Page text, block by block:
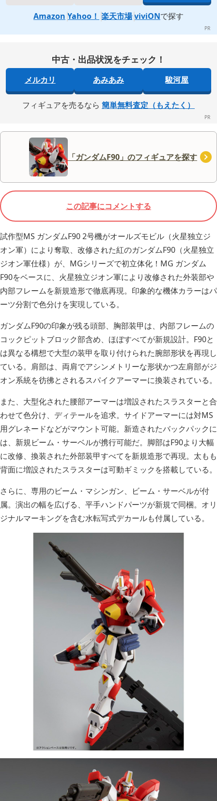
Amazon Yahoo！ 楽天市場 viviONで探す
中古・出品状況をチェック！
メルカリ あみあみ 駿河屋
フィギュアを売るなら 簡単無料査定（もえたく）
「ガンダムF90」のフィギュアを探す
この記事にコメントする
試作型MS ガンダムF90 2号機がオールズモビル（火星独立ジ
オン軍）により奪取、改修された紅のガンダムF90（火星独立
ジオン軍仕様）が、MGシリーズで初立体化！MG ガンダム
F90をベースに、火星独立ジオン軍により改修された外装部や
内部フレームを新規造形で徹底再現。印象的な機体カラーはパ
ーツ分割で色分けを実現している。
ガンダムF90の印象が残る頭部、胸部装甲は、内部フレームの
コックピットブロック部含め、ほぼすべてが新規設計。F90と
は異なる構想で大型の装甲を取り付けられた腕部形状を再現し
ている。肩部は、両肩でアシンメトリーな形状かつ左肩部がジ
オン系統を彷彿とされるスパイクアーマーに換装されている。
また、大型化された腰部アーマーは増設されたスラスターと合
わせて色分け、ディテールを追求。サイドアーマーには対MS
用グレネードなどがマウント可能。新造されたバックパックに
は、新規ビーム・サーベルが携行可能だ。脚部はF90より大幅
に改修、換装された外部装甲すべてを新規造形で再現。太もも
背面に増設されたスラスターは可動ギミックを搭載している。
さらに、専用のビーム・マシンガン、ビーム・サーベルが付
属。演出の幅を広げる、平手ハンドパーツが新規で同梱。オリ
ジナルマーキングを含む水転写式デカールも付属している。